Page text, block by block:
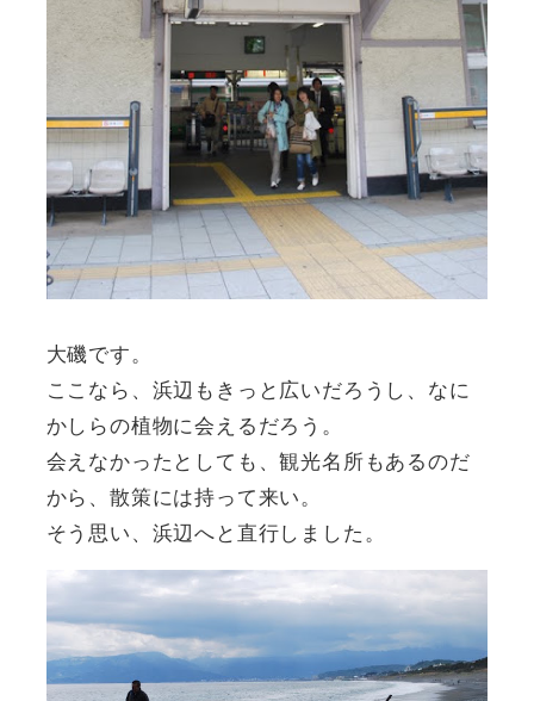
大磯です。
ここなら、浜辺もきっと広いだろうし、なに
かしらの植物に会えるだろう。
会えなかったとしても、観光名所もあるのだ
から、散策には持って来い。
そう思い、浜辺へと直行しました。